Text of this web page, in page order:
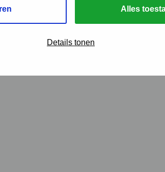
Alles
Details tonen